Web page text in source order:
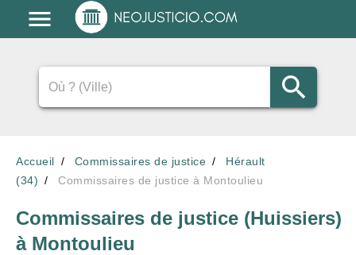
Accueil Commissaires de justice
Hérault
(34)
Commissaires de justice à Montoulieu
Commissaires de justice (Huissiers)
à Montoulieu